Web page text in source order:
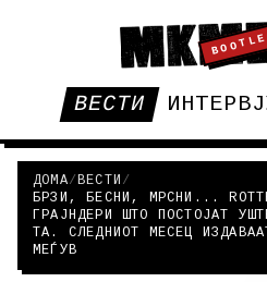
ВЕСТИ
ДОМА/ВЕСТИ /
БРЗИ, БЕСНИ, МРСНИ...
ГРАЈНДЕРИ ШТО ПОСТОЈАТ
ТА. СЛЕДНИОТ МЕСЕЦ
МЕЃУВ